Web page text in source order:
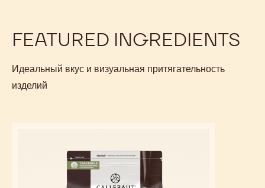
FEATURED INGREDIENTS
Идеальный вкус и визуальная притягательность
изделий